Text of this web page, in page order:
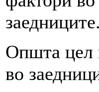
заедниците.
Општа цел
во